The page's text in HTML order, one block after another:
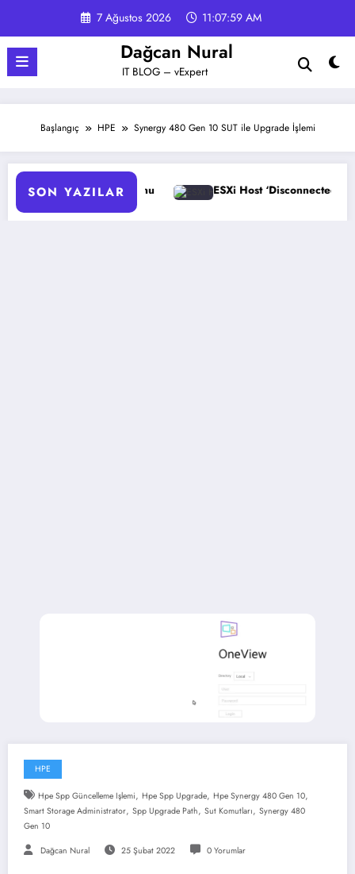
7 Ağustos 2026 11:07:59 AM
Dağcan Nural
IT BLOG – vExpert
Başlangıç HPE Synergy 480 Gen 10 SUT ile Upgrade İşlemi
SON YAZILARESXi Host ‘Disconnected’ Sorunu Çözümü
HPE
Hpe Spp Güncelleme Işlemi, Hpe Spp Upgrade, Hpe Synergy 480 Gen 10,
Smart Storage Administrator, Spp Upgrade Path, Sut Komutları, Synergy 480
Gen 10
Dağcan Nural 25 Şubat 2022 0 Yorumlar